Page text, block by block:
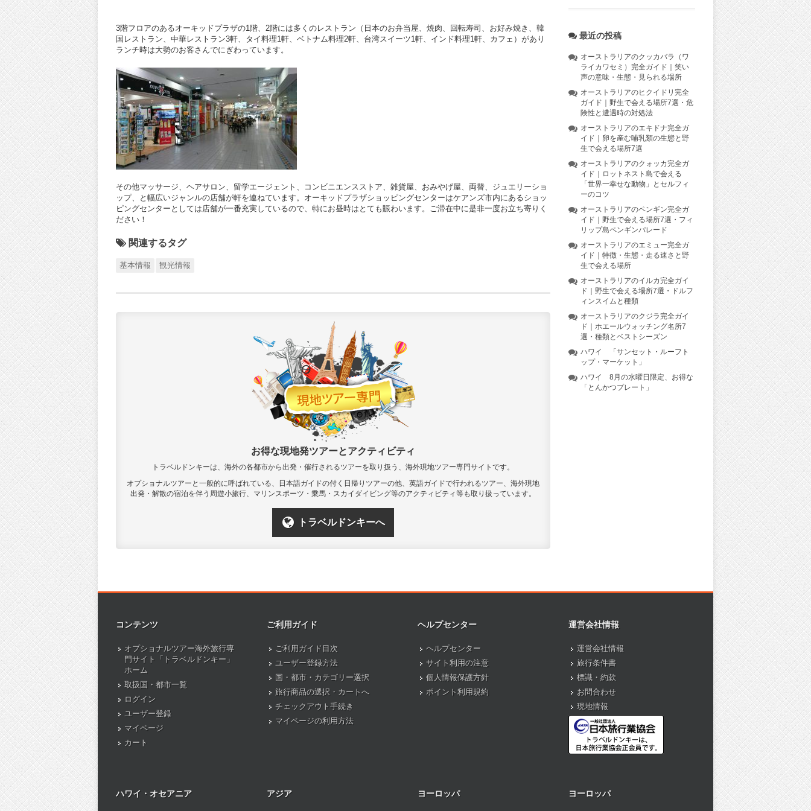
3階フロアのあるオーキッドプラザの1階、2階には多くのレストラン（日本のお弁当屋、焼肉、回転寿司、お好み焼き、韓
国レストラン、中華レストラン3軒、タイ料理1軒、ベトナム料理2軒、台湾スイーツ1軒、インド料理1軒、カフェ）があり
ランチ時は大勢のお客さんでにぎわっています。
その他マッサージ、ヘアサロン、留学エージェント、コンビニエンスストア、雑貨屋、おみやげ屋、両替、ジュエリーショ
ップ、と幅広いジャンルの店舗が軒を連ねています。オーキッドプラザショッピングセンターはケアンズ市内にあるショッ
ピングセンターとしては店舗が一番充実しているので、特にお昼時はとても賑わいます。ご滞在中に是非一度お立ち寄りく
ださい！
関連するタグ
基本情報 観光情報
お得な現地発ツアーとアクティビティ
トラベルドンキーは、海外の各都市から出発・催行されるツアーを取り扱う、海外現地ツアー専門サイトです。
オプショナルツアーと一般的に呼ばれている、日本語ガイドの付く日帰りツアーの他、英語ガイドで行われるツアー、海外現地
出発・解散の宿泊を伴う周遊小旅行、マリンスポーツ・乗馬・スカイダイビング等のアクティビティ等も取り扱っています。
トラベルドンキーへ
最近の投稿
オーストラリアのクッカバラ（ワ
ライカワセミ）完全ガイド｜笑い
声の意味・生態・見られる場所
オーストラリアのヒクイドリ完全
ガイド｜野生で会える場所7選・危
険性と遭遇時の対処法
オーストラリアのエキドナ完全ガ
イド｜卵を産む哺乳類の生態と野
生で会える場所7選
オーストラリアのクォッカ完全ガ
イド｜ロットネスト島で会える
「世界一幸せな動物」とセルフィ
ーのコツ
オーストラリアのペンギン完全ガ
イド｜野生で会える場所7選・フィ
リップ島ペンギンパレード
オーストラリアのエミュー完全ガ
イド｜特徴・生態・走る速さと野
生で会える場所
オーストラリアのイルカ完全ガイ
ド｜野生で会える場所7選・ドルフ
ィンスイムと種類
オーストラリアのクジラ完全ガイ
ド｜ホエールウォッチング名所7
選・種類とベストシーズン
ハワイ 「サンセット・ルーフト
ップ・マーケット」
ハワイ 8月の水曜日限定、お得な
「とんかつプレート」
コンテンツ
オプショナルツアー海外旅行専
門サイト「トラベルドンキー」
ホーム
取扱国・都市一覧
ログイン
ユーザー登録
マイページ
カート
ご利用ガイド
ご利用ガイド目次
ユーザー登録方法
国・都市・カテゴリー選択
旅行商品の選択・カートへ
チェックアウト手続き
マイページの利用方法
ヘルプセンター
ヘルプセンター
サイト利用の注意
個人情報保護方針
ポイント利用規約
運営会社情報
運営会社情報
旅行条件書
標識・約款
お問合わせ
現地情報
ハワイ・オセアニア アジア ヨーロッパ ヨーロッパ